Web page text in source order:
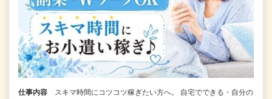
仕事内容
スキマ時間にコツコツ稼ぎたい方へ。 自宅でできる・自分の